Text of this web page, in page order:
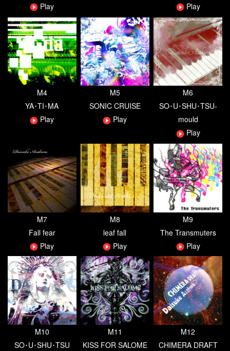
Play Play
M4
YA･TI･MA
Play
M5
SONIC CRUISE
Play
M6
SO･U･SHU･TSU‐
mould
Play
M7
Fall fear
Play
M8
leaf fall
Play
M9
The Transmuters
Play
M10
SO･U･SHU･TSU
M11
KISS FOR SALOME
M12
CHIMERA DRAFT